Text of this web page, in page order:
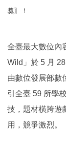
獎〗！
全臺最大數位內
Wild」於 5 月
由數位發展部數
引全臺 59 所學
技，題材橫跨遊
用，競爭激烈。